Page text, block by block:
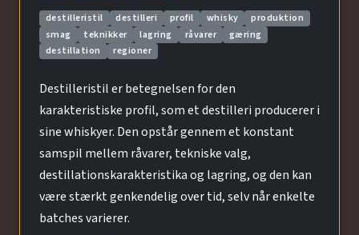
destilleristil destilleri profil whisky
produktion
smag
teknikker lagring råvarer
gæring
destillation
regioner
Destilleristil er betegnelsen for den
karakteristiske profil, som et destilleri producerer i
sine whiskyer. Den opstår gennem et konstant
samspil mellem råvarer, tekniske valg,
destillationskarakteristika og lagring, og den kan
være stærkt genkendelig over tid, selv når enkelte
batches varierer.